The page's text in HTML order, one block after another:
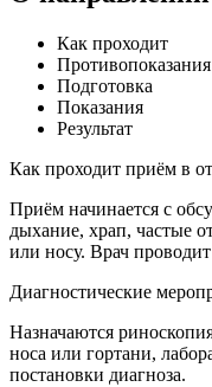
Как проходит
Противопоказания
Подготовка
Показания
Результат
Как проходит приём в
Приём начинается с
дыхание, храп, частые
или носу. Врач
Диагностические
Назначаются
носа или гортани,
постановки диагноза.